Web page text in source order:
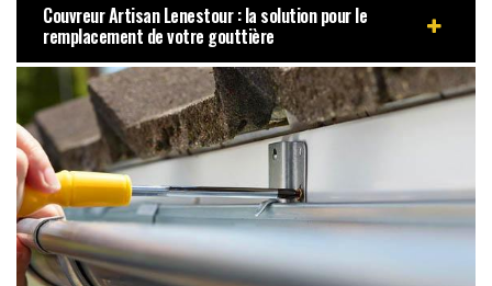
Couvreur Artisan Lenestour : la solution pour le
remplacement de votre gouttière